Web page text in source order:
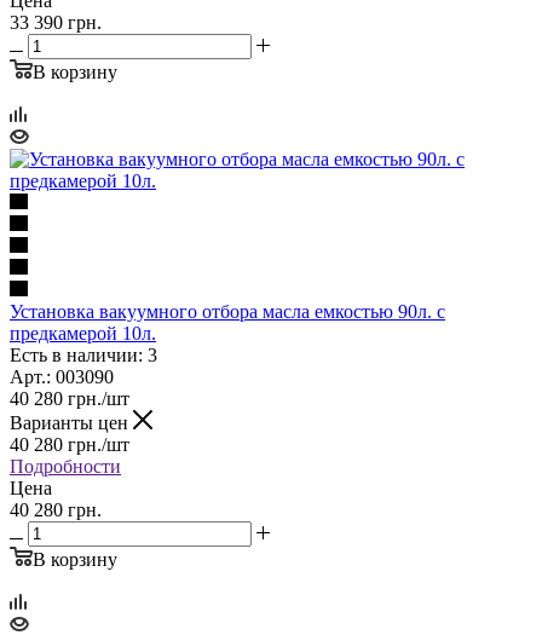
33 390 грн.
В корзину
Установка вакуумного отбора масла емкостью 90л. с
предкамерой 10л.
Есть в наличии: 3
Арт.: 003090
40 280 грн./шт
Варианты цен
40 280 грн./шт
Подробности
Цена
40 280 грн.
В корзину